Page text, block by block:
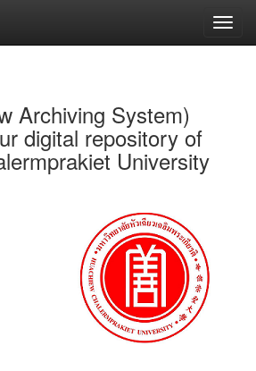
Archiving System)
digital repository of
University